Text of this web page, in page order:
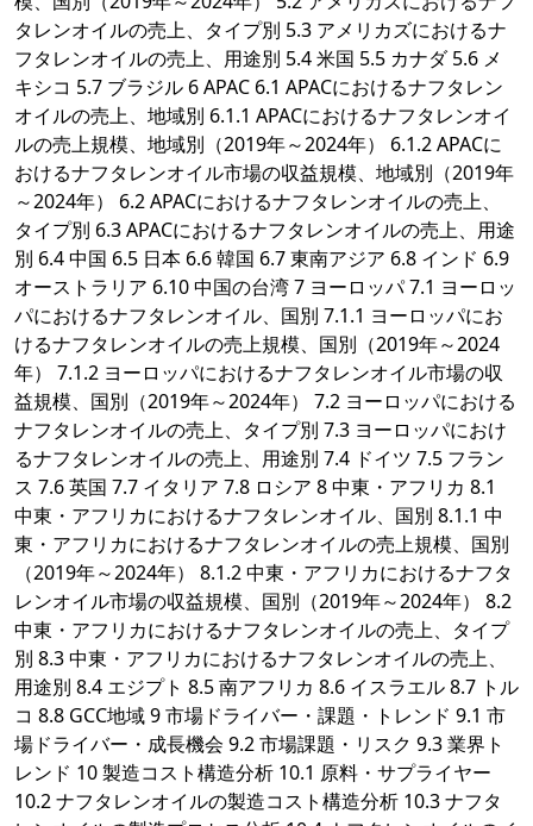
タレンオイルの売上、タイプ別 5.3 アメリカズにおけるナ
フタレンオイルの売上、用途別 5.4 米国 5.5 カナダ 5.6 メ
キシコ 5.7 ブラジル 6 APAC 6.1 APACにおけるナフタレン
オイルの売上、地域別 6.1.1 APACにおけるナフタレンオイ
ルの売上規模、地域別（2019年～2024年） 6.1.2 APACに
おけるナフタレンオイル市場の収益規模、地域別（2019年
～2024年） 6.2 APACにおけるナフタレンオイルの売上、
タイプ別 6.3 APACにおけるナフタレンオイルの売上、用途
別 6.4 中国 6.5 日本 6.6 韓国 6.7 東南アジア 6.8 インド 6.9
オーストラリア 6.10 中国の台湾 7 ヨーロッパ 7.1 ヨーロッ
パにおけるナフタレンオイル、国別 7.1.1 ヨーロッパにお
けるナフタレンオイルの売上規模、国別（2019年～2024
年） 7.1.2 ヨーロッパにおけるナフタレンオイル市場の収
益規模、国別（2019年～2024年） 7.2 ヨーロッパにおける
ナフタレンオイルの売上、タイプ別 7.3 ヨーロッパにおけ
るナフタレンオイルの売上、用途別 7.4 ドイツ 7.5 フラン
ス 7.6 英国 7.7 イタリア 7.8 ロシア 8 中東・アフリカ 8.1
中東・アフリカにおけるナフタレンオイル、国別 8.1.1 中
東・アフリカにおけるナフタレンオイルの売上規模、国別
（2019年～2024年） 8.1.2 中東・アフリカにおけるナフタ
レンオイル市場の収益規模、国別（2019年～2024年） 8.2
中東・アフリカにおけるナフタレンオイルの売上、タイプ
別 8.3 中東・アフリカにおけるナフタレンオイルの売上、
用途別 8.4 エジプト 8.5 南アフリカ 8.6 イスラエル 8.7 トル
コ 8.8 GCC地域 9 市場ドライバー・課題・トレンド 9.1 市
場ドライバー・成長機会 9.2 市場課題・リスク 9.3 業界ト
レンド 10 製造コスト構造分析 10.1 原料・サプライヤー
10.2 ナフタレンオイルの製造コスト構造分析 10.3 ナフタ